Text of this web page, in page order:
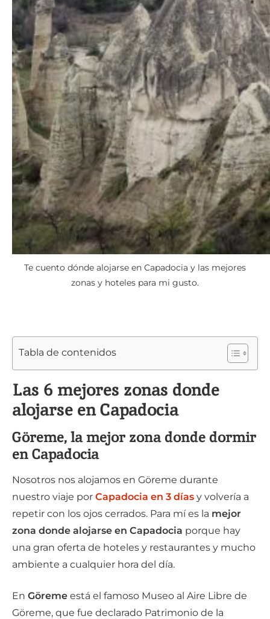
Te cuento dónde alojarse en Capadocia y las mejores
zonas y hoteles para mi gusto.
Tabla de contenidos
Las 6 mejores zonas donde
alojarse en Capadocia
Göreme, la mejor zona donde dormir
en Capadocia
Nosotros nos alojamos en Göreme durante
nuestro viaje por Capadocia en 3 días y volvería a
repetir con los ojos cerrados. Para mí es la mejor
zona donde alojarse en Capadocia porque hay
una gran oferta de hoteles y restaurantes y mucho
ambiente a cualquier hora del día.
En Göreme está el famoso Museo al Aire Libre de
Göreme, que fue declarado Patrimonio de la